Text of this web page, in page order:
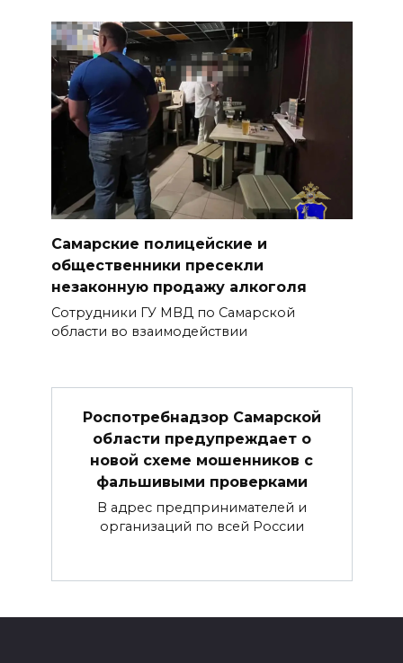
Самарские полицейские и
общественники пресекли
незаконную продажу алкоголя
Сотрудники ГУ МВД по Самарской
области во взаимодействии
Роспотребнадзор Самарской
области предупреждает о
новой схеме мошенников с
фальшивыми проверками
В адрес предпринимателей и
организаций по всей России